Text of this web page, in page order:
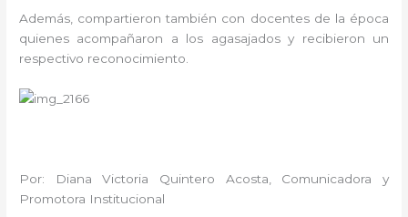
Además, compartieron también con docentes de la época
quienes acompañaron a los agasajados y recibieron un
respectivo reconocimiento.
Por: Diana Victoria Quintero Acosta, Comunicadora y
Promotora Institucional